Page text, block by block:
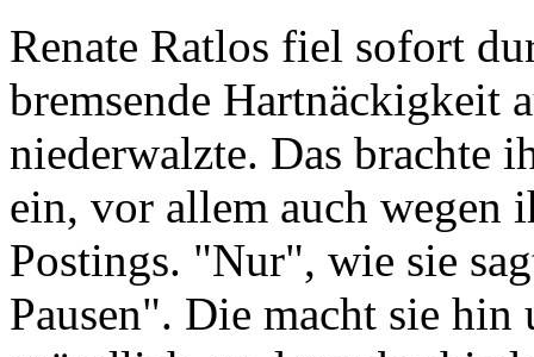
Renate Ratlos fiel sofort
bremsende Hartnäckigkeit
niederwalzte. Das brachte
ein, vor allem auch wegen
Postings. "Nur", wie sie
Pausen". Die macht sie